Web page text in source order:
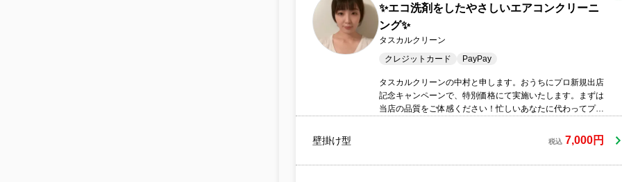
✨エコ洗剤をしたやさしいエアコンクリーニ
ング✨
タスカルクリーン
クレジットカード
PayPay
タスカルクリーンの中村と申します。おうちにプロ新規出店
記念キャンペーンで、特別価格にて実施いたします。まずは
当店の品質をご体感ください！忙しいあなたに代わってプロ
します！●エアコンクリーニング延べ1万台以上の実績。弊社
のポリシーである【お掃除を通じてお客様を笑顔に！】を一
壁掛け型 税込 7,000円